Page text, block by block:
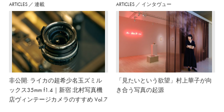
ARTICLES ／ 連載
非公開: ライカの超希少名玉ズミル
ックス35mm f1.4｜新宿 北村写真機
店ヴィンテージカメラのすすめ Vol.7
ARTICLES ／ インタヴュー
「見たいという欲望」村上華子が向
き合う写真の起源